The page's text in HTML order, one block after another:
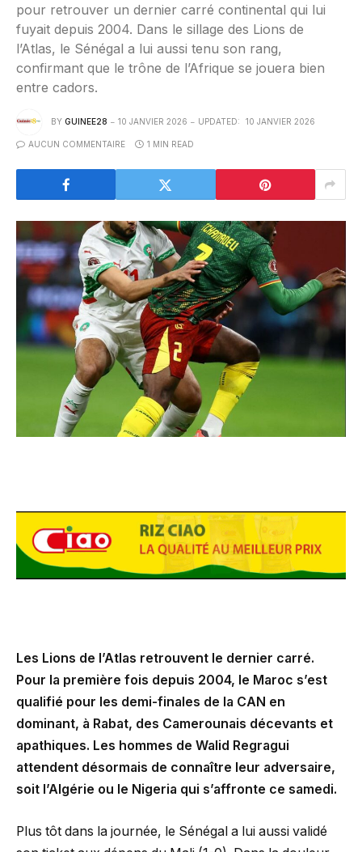
pour retrouver un dernier carré continental qui lui
fuyait depuis 2004. Dans le sillage des Lions de
l’Atlas, le Sénégal a lui aussi tenu son rang,
confirmant que le trône de l’Afrique se jouera bien
entre cadors.
BY GUINEE28 10 JANVIER 2026 UPDATED: 10 JANVIER 2026
AUCUN COMMENTAIRE 1 MIN READ
Les Lions de l’Atlas retrouvent le dernier carré.
Pour la première fois depuis 2004, le Maroc s’est
qualifié pour les demi-finales de la CAN en
dominant, à Rabat, des Camerounais décevants et
apathiques. Les hommes de Walid Regragui
attendent désormais de connaître leur adversaire,
soit l’Algérie ou le Nigeria qui s’affronte ce samedi.
Plus tôt dans la journée, le Sénégal a lui aussi validé